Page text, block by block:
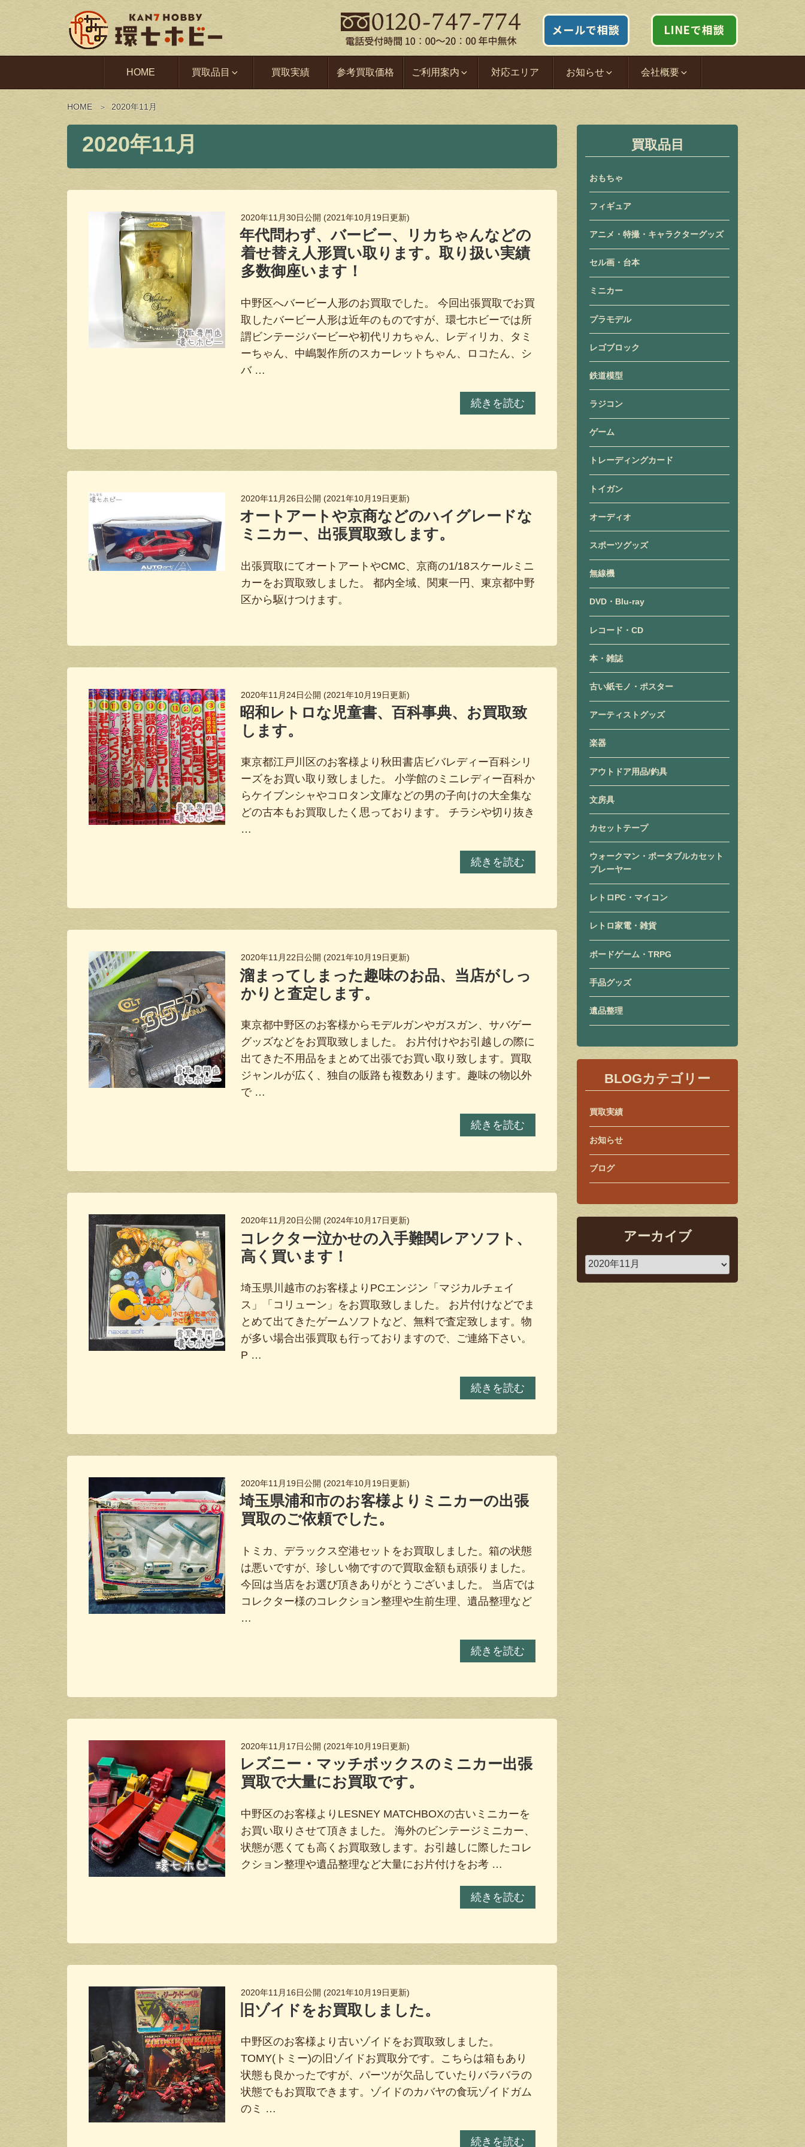
HOME 買取品目 買取実績 参考買取価格 ご利用案内 対応エリア お知らせ 会社概要
HOME 2020年11月
2020年11月
2020年11月30日公開 (2021年10月19日更新)
年代問わず、バービー、リカちゃんなどの
着せ替え人形買い取ります。取り扱い実績
多数御座います！
中野区へバービー人形のお買取でした。 今回出張買取でお買
取したバービー人形は近年のものですが、環七ホビーでは所
謂ビンテージバービーや初代リカちゃん、レディリカ、タミ
ーちゃん、中嶋製作所のスカーレットちゃん、ロコたん、シ
バ …
続きを読む
2020年11月26日公開 (2021年10月19日更新)
オートアートや京商などのハイグレードな
ミニカー、出張買取致します。
出張買取にてオートアートやCMC、京商の1/18スケールミニ
カーをお買取致しました。 都内全域、関東一円、東京都中野
区から駆けつけます。
2020年11月24日公開 (2021年10月19日更新)
昭和レトロな児童書、百科事典、お買取致
します。
東京都江戸川区のお客様より秋田書店ビバレディー百科シリ
ーズをお買い取り致しました。 小学館のミニレディー百科か
らケイブンシャやコロタン文庫などの男の子向けの大全集な
どの古本もお買取したく思っております。 チラシや切り抜き
…
続きを読む
2020年11月22日公開 (2021年10月19日更新)
溜まってしまった趣味のお品、当店がしっ
かりと査定します。
東京都中野区のお客様からモデルガンやガスガン、サバゲー
グッズなどをお買取致しました。 お片付けやお引越しの際に
出てきた不用品をまとめて出張でお買い取り致します。買取
ジャンルが広く、独自の販路も複数あります。趣味の物以外
で …
続きを読む
2020年11月20日公開 (2024年10月17日更新)
コレクター泣かせの入手難関レアソフト、
高く買います！
埼玉県川越市のお客様よりPCエンジン「マジカルチェイ
ス」「コリューン」をお買取致しました。 お片付けなどでま
とめて出てきたゲームソフトなど、無料で査定致します。物
が多い場合出張買取も行っておりますので、ご連絡下さい。
P …
続きを読む
2020年11月19日公開 (2021年10月19日更新)
埼玉県浦和市のお客様よりミニカーの出張
買取のご依頼でした。
トミカ、デラックス空港セットをお買取しました。箱の状態
は悪いですが、珍しい物ですので買取金額も頑張りました。
今回は当店をお選び頂きありがとうございました。 当店では
コレクター様のコレクション整理や生前生理、遺品整理など
…
続きを読む
2020年11月17日公開 (2021年10月19日更新)
レズニー・マッチボックスのミニカー出張
買取で大量にお買取です。
中野区のお客様よりLESNEY MATCHBOXの古いミニカーを
お買い取りさせて頂きました。 海外のビンテージミニカー、
状態が悪くても高くお買取致します。お引越しに際したコレ
クション整理や遺品整理など大量にお片付けをお考 …
続きを読む
2020年11月16日公開 (2021年10月19日更新)
旧ゾイドをお買取しました。
中野区のお客様より古いゾイドをお買取致しました。
TOMY(トミー)の旧ゾイドお買取分です。こちらは箱もあり
状態も良かったですが、パーツが欠品していたりバラバラの
状態でもお買取できます。ゾイドのカバヤの食玩ゾイドガム
のミ …
続きを読む
買取品目
おもちゃ
フィギュア
アニメ・特撮・キャラクターグッズ
セル画・台本
ミニカー
プラモデル
レゴブロック
鉄道模型
ラジコン
ゲーム
トレーディングカード
トイガン
オーディオ
スポーツグッズ
無線機
DVD・Blu-ray
レコード・CD
本・雑誌
古い紙モノ・ポスター
アーティストグッズ
楽器
アウトドア用品/釣具
文房具
カセットテープ
ウォークマン・ポータブルカセット
プレーヤー
レトロPC・マイコン
レトロ家電・雑貨
ボードゲーム・TRPG
手品グッズ
遺品整理
BLOGカテゴリー
買取実績
お知らせ
ブログ
アーカイブ